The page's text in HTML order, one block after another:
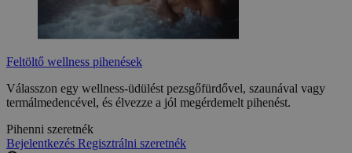
Feltöltő wellness pihenések
Válasszon egy wellness-üdülést pezsgőfürdővel, szaunával vagy
termálmedencével, és élvezze a jól megérdemelt pihenést.
Pihenni szeretnék
Bejelentkezés Regisztrálni szeretnék